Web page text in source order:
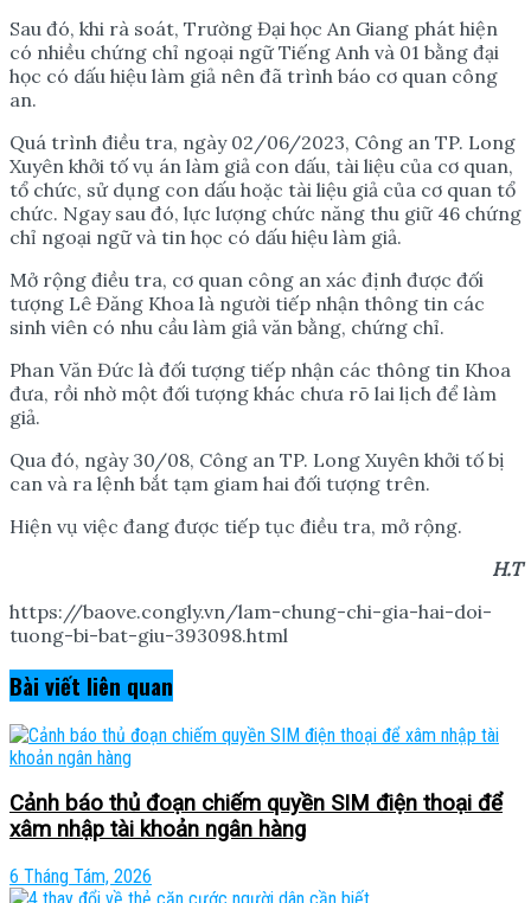
Sau đó, khi rà soát, Trường Đại học An Giang phát hiện
có nhiều chứng chỉ ngoại ngữ Tiếng Anh và 01 bằng đại
học có dấu hiệu làm giả nên đã trình báo cơ quan công
an.
Quá trình điều tra, ngày 02/06/2023, Công an TP. Long
Xuyên khởi tố vụ án làm giả con dấu, tài liệu của cơ quan,
tổ chức, sử dụng con dấu hoặc tài liệu giả của cơ quan tổ
chức. Ngay sau đó, lực lượng chức năng thu giữ 46 chứng
chỉ ngoại ngữ và tin học có dấu hiệu làm giả.
Mở rộng điều tra, cơ quan công an xác định được đối
tượng Lê Đăng Khoa là người tiếp nhận thông tin các
sinh viên có nhu cầu làm giả văn bằng, chứng chỉ.
Phan Văn Đức là đối tượng tiếp nhận các thông tin Khoa
đưa, rồi nhờ một đối tượng khác chưa rõ lai lịch để làm
giả.
Qua đó, ngày 30/08, Công an TP. Long Xuyên khởi tố bị
can và ra lệnh bắt tạm giam hai đối tượng trên.
Hiện vụ việc đang được tiếp tục điều tra, mở rộng.
H.T
https://baove.congly.vn/lam-chung-chi-gia-hai-doi-
tuong-bi-bat-giu-393098.html
Bài viết liên quan
Cảnh báo thủ đoạn chiếm quyền SIM điện thoại để
xâm nhập tài khoản ngân hàng
6 Tháng Tám, 2026